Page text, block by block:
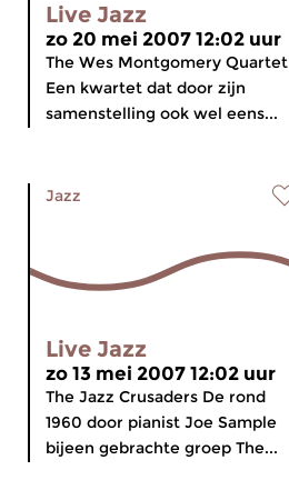
Live Jazz
zo 20 mei 2007 12:02 uur
The Wes Montgomery Quartet
Een kwartet dat door zijn
samenstelling ook wel eens...
Jazz
Live Jazz
zo 13 mei 2007 12:02 uur
The Jazz Crusaders De rond
1960 door pianist Joe Sample
bijeen gebrachte groep The...